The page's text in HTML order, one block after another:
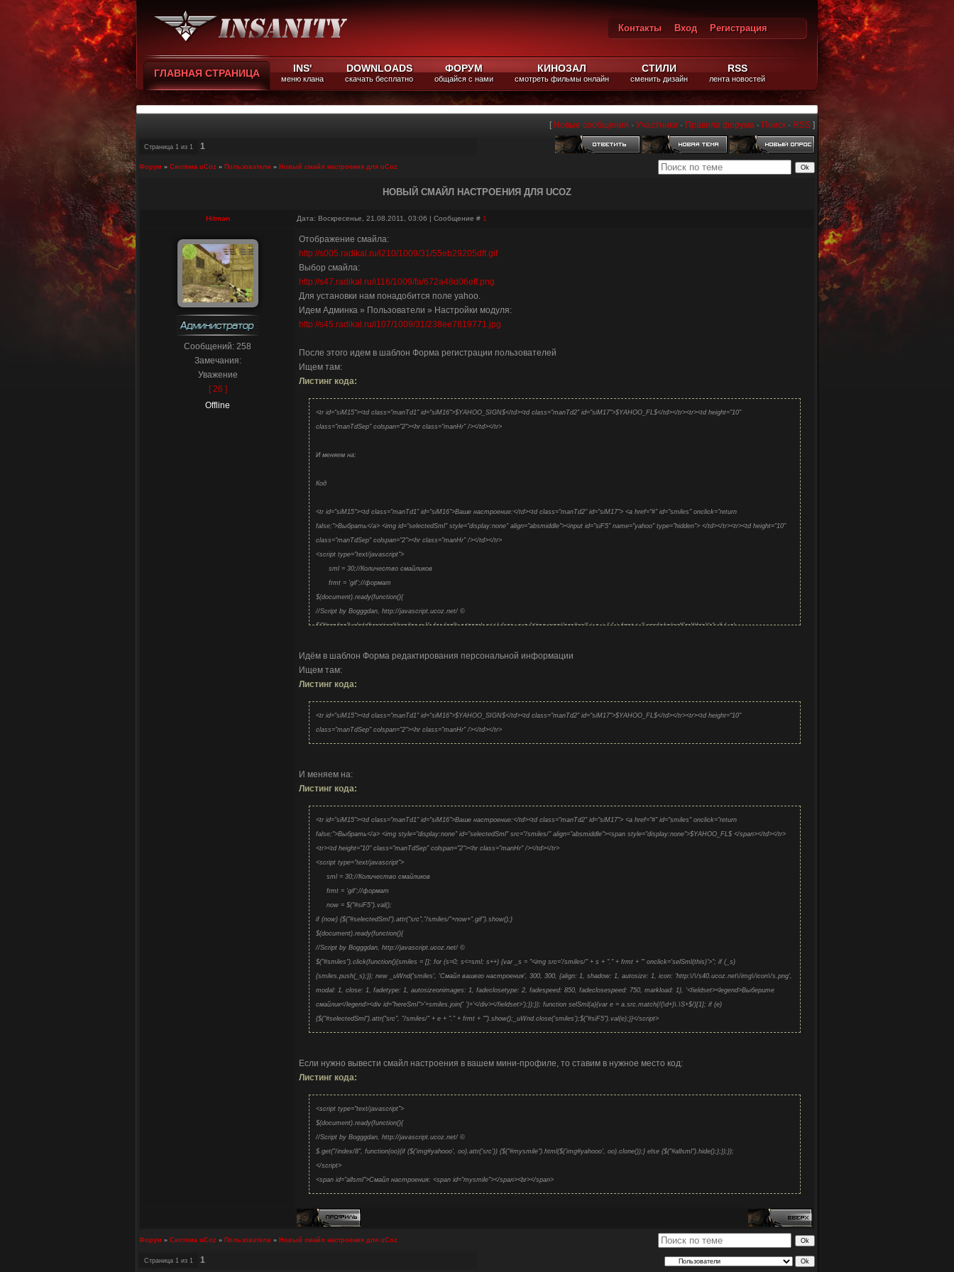
Контакты Вход
Регистрация
ГЛАВНАЯ СТРАНИЦА INS'
меню клана
DOWNLOADS
скачать бесплатно
ФОРУМ
общайся с нами
КИНОЗАЛ
смотреть фильмы онлайн
СТИЛИ
сменить дизайн
RSS
лента новостей
[ Новые сообщения · Участники · Правила форума · Поиск · RSS ]
Страница 1 из 1 1
Форум » Система uCoz » Пользователи » Новый смайл настроения для uCoz
НОВЫЙ СМАЙЛ НАСТРОЕНИЯ ДЛЯ UCOZ
Hitman Дата: Воскресенье, 21.08.2011, 03:06 | Сообщение # 1
Сообщений: 258
Замечания:
Уважение
[ 26 ]
Offline
Отображение смайла:
http://s005.radikal.ru/i210/1009/31/55eb29205dff.gif
Выбор смайла:
http://s47.radikal.ru/i116/1009/fa/672a48d06eff.png
Для установки нам понадобится поле yahoo.
Идем Админка » Пользователи » Настройки модуля:
http://s45.radikal.ru/i107/1009/31/238ee7819771.jpg
После этого идем в шаблон Форма регистрации пользователей
Ищем там:
Листинг кода:
<tr id="siM15"><td class="manTd1" id="siM16">$YAHOO_SIGN$</td><td class="manTd2" id="siM17">$YAHOO_FL$</td></tr><tr><td height="10"
class="manTdSep" colspan="2"><hr class="manHr" /></td></tr>
И меняем на:
Код
<tr id="siM15"><td class="manTd1" id="siM16">Ваше настроение:</td><td class="manTd2" id="siM17"> <a href="#" id="smiles" onclick="return
false;">Выбрать</a> <img id="selectedSml" style="display:none" align="absmiddle"><input id="siF5" name="yahoo" type="hidden"> </td></tr><tr><td height="10"
class="manTdSep" colspan="2"><hr class="manHr" /></td></tr>
<script type="text/javascript">
sml = 30;//Количество смайликов
frmt = 'gif';//формат
$(document).ready(function(){
//Script by Bogggdan, http://javascript.ucoz.net/ ©
$("#smiles").click(function(){smiles = []; for (s=0; s<=sml; s++) {var _s = "<img src='/smiles/" + s + "." + frmt + "' onclick='selSml(this)'>"; if (_s)
modal: 1, close: 1, fadetype: 1, autosizeonimages: 1, fadeclosetype: 2, fadespeed: 850, fadeclosespeed: 750, markload: 1}, '<fieldset><legend>Выберите
смайлик</legend><div id="hereSml">'+smiles.join(' ')+'</div></fieldset>');});}); function selSml(a){var e = a.src.match(/(\d+)\.\S+$/)[1]; if (e)
{$("#selectedSml").attr("src", "/smiles/" + e + "." + frmt + "").show();_uWnd.close('smiles');$("#smiles").html("Изменить");$("#siF5").val(e);}}</script>
Идём в шаблон Форма редактирования персональной информации
Ищем там:
Листинг кода:
<tr id="siM15"><td class="manTd1" id="siM16">$YAHOO_SIGN$</td><td class="manTd2" id="siM17">$YAHOO_FL$</td></tr><tr><td height="10"
class="manTdSep" colspan="2"><hr class="manHr" /></td></tr>
И меняем на:
Листинг кода:
<tr id="siM15"><td class="manTd1" id="siM16">Ваше настроение:</td><td class="manTd2" id="siM17"> <a href="#" id="smiles" onclick="return
false;">Выбрать</a> <img style="display:none" id="selectedSml" src="/smiles/" align="absmiddle"><span style="display:none">$YAHOO_FL$ </span></td></tr>
<tr><td height="10" class="manTdSep" colspan="2"><hr class="manHr" /></td></tr>
<script type="text/javascript">
sml = 30;//Количество смайликов
frmt = 'gif';//формат
now = $("#siF5").val();
if (now) {$("#selectedSml").attr("src","/smiles/"+now+".gif").show();}
$(document).ready(function(){
//Script by Bogggdan, http://javascript.ucoz.net/ ©
$("#smiles").click(function(){smiles = []; for (s=0; s<=sml; s++) {var _s = "<img src='/smiles/" + s + "." + frmt + "' onclick='selSml(this)'>"; if (_s)
{smiles.push(_s);}}; new _uWnd('smiles', 'Смайл вашего настроения', 300, 300, {align: 1, shadow: 1, autosize: 1, icon: 'http:\/\/s40.ucoz.net\/img\/icon\/s.png',
modal: 1, close: 1, fadetype: 1, autosizeonimages: 1, fadeclosetype: 2, fadespeed: 850, fadeclosespeed: 750, markload: 1}, '<fieldset><legend>Выберите
смайлик</legend><div id="hereSml">'+smiles.join(' ')+'</div></fieldset>');});}); function selSml(a){var e = a.src.match(/(\d+)\.\S+$/)[1]; if (e)
{$("#selectedSml").attr("src", "/smiles/" + e + "." + frmt + "").show();_uWnd.close('smiles');$("#siF5").val(e);}}</script>
Если нужно вывести смайл настроения в вашем мини-профиле, то ставим в нужное место код:
Листинг кода:
<script type="text/javascript">
$(document).ready(function(){
//Script by Bogggdan, http://javascript.ucoz.net/ ©
$.get("/index/8", function(oo){if ($('img#yahooo', oo).attr('src')) {$("#mysmile").html($('img#yahooo', oo).clone());} else {$("#allsml").hide();};});});
</script>
<span id="allsml">Смайл настроения: <span id="mysmile"></span><br></span>
Форум » Система uCoz » Пользователи » Новый смайл настроения для uCoz
Страница 1 из 1 1